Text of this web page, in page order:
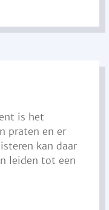
is het
praten en er
kan daar
leiden tot een